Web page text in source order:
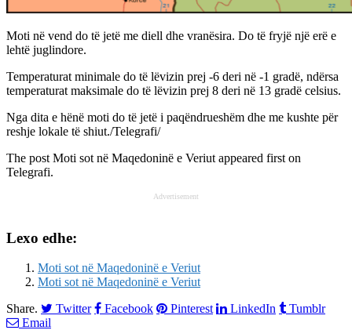
Moti në vend do të jetë me diell dhe vranësira. Do të fryjë një erë e
lehtë juglindore.
Temperaturat minimale do të lëvizin prej -6 deri në -1 gradë, ndërsa
temperaturat maksimale do të lëvizin prej 8 deri në 13 gradë celsius.
Nga dita e hënë moti do të jetë i paqëndrueshëm dhe me kushte për
reshje lokale të shiut./Telegrafi/
The post Moti sot në Maqedoninë e Veriut appeared first on
Telegrafi.
Advertisement
Lexo edhe:
Moti sot në Maqedoninë e Veriut
Moti sot në Maqedoninë e Veriut
Share.
Twitter Facebook Pinterest LinkedIn
Tumblr
Email